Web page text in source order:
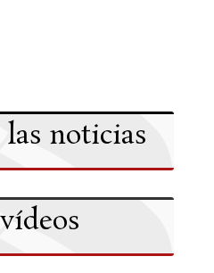
noticias